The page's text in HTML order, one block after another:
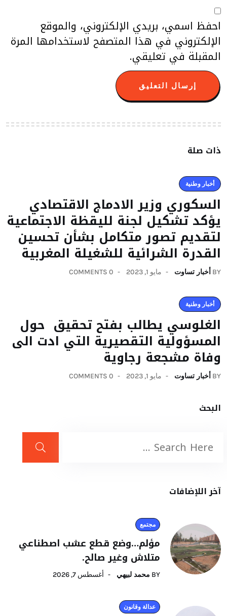
احفظ اسمي، بريدي الإلكتروني، والموقع
الإلكتروني في هذا المتصفح لاستخدامها المرة
المقبلة في تعليقي.
ذات صلة
أخبار وطنية
السكوري وزير الادماج الاقتصادي
يؤكد تشكيل لجنة لليقظة الاجتماعية
لتقديم تصور متكامل بشأن تحسين
القدرة الشرائية للشغيلة المغربية
BY أخبار تساوت مايو 1, 2023 0 COMMENTS
أخبار وطنية
الغلوسي يطالب بفتح تحقيق حول
المسؤولية التقصيرية التي ادت الى
وفاة مشجعة رجاوية
BY أخبار تساوت مايو 1, 2023 0 COMMENTS
البحث
آخر اللإضافات
مجتمع
مؤلم…وضع قطع عشب اصطناعي
متلاش وغير صالح.
BY محمد لبيهي أغسطس 7, 2026
عدالة وقانون